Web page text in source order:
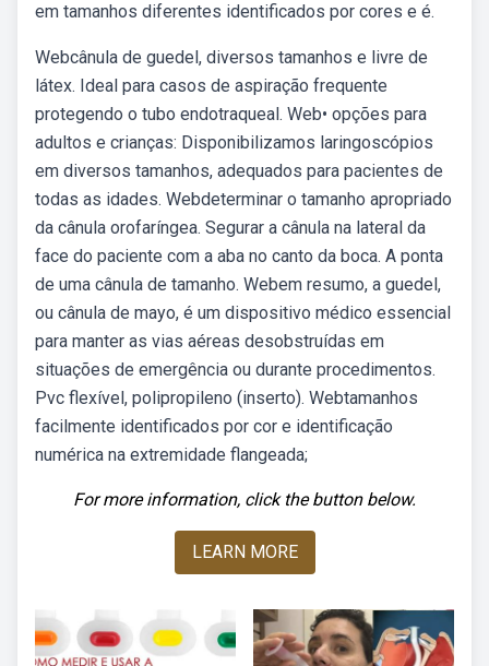
em tamanhos diferentes identificados por cores e é.
Webcânula de guedel, diversos tamanhos e livre de
látex. Ideal para casos de aspiração frequente
protegendo o tubo endotraqueal. Web• opções para
adultos e crianças: Disponibilizamos laringoscópios
em diversos tamanhos, adequados para pacientes de
todas as idades. Webdeterminar o tamanho apropriado
da cânula orofaríngea. Segurar a cânula na lateral da
face do paciente com a aba no canto da boca. A ponta
de uma cânula de tamanho. Webem resumo, a guedel,
ou cânula de mayo, é um dispositivo médico essencial
para manter as vias aéreas desobstruídas em
situações de emergência ou durante procedimentos.
Pvc flexível, polipropileno (inserto). Webtamanhos
facilmente identificados por cor e identificação
numérica na extremidade flangeada;
For more information, click the button below.
LEARN MORE